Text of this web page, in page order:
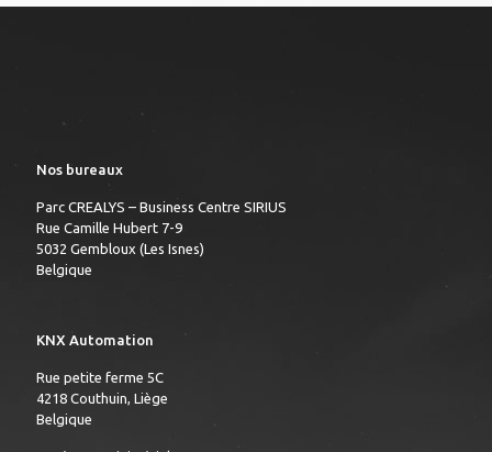
Nos bureaux
Parc CREALYS – Business Centre SIRIUS
Rue Camille Hubert 7-9
5032 Gembloux (Les Isnes)
Belgique
KNX Automation
Rue petite ferme 5C
4218 Couthuin, Liège
Belgique